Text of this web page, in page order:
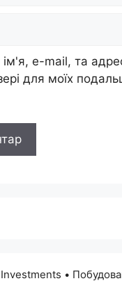
e-mail, та
для моїх
•